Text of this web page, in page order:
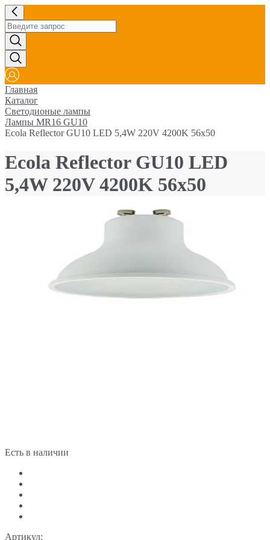
Главная
Каталог
Светодионые лампы
Лампы MR16 GU10
Ecola Reflector GU10 LED 5,4W 220V 4200K 56x50
Ecola Reflector GU10 LED
5,4W 220V 4200K 56x50
Есть в наличии
Артикул: